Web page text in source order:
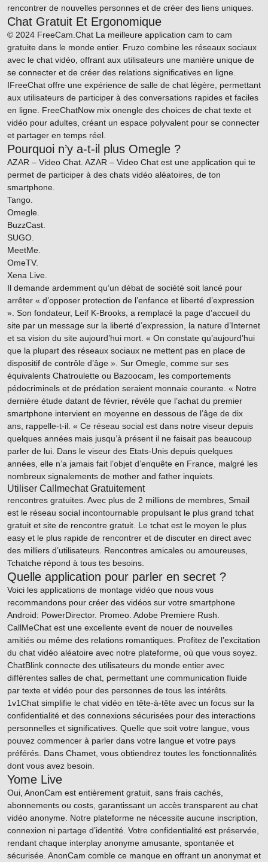
rencontrer de nouvelles personnes et de créer des liens uniques.
Chat Gratuit Et Ergonomique
© 2024 FreeCam.Chat La meilleure application cam to cam
gratuite dans le monde entier. Fruzo combine les réseaux sociaux
avec le chat vidéo, offrant aux utilisateurs une manière unique de
se connecter et de créer des relations significatives en ligne.
IFreeChat offre une expérience de salle de chat légère, permettant
aux utilisateurs de participer à des conversations rapides et faciles
en ligne. FreeChatNow mix onengle des choices de chat texte et
vidéo pour adultes, créant un espace polyvalent pour se connecter
et partager en temps réel.
Pourquoi n’y a-t-il plus Omegle ?
AZAR – Video Chat. AZAR – Video Chat est une application qui te
permet de participer à des chats vidéo aléatoires, de ton
smartphone.
Tango.
Omegle.
BuzzCast.
SUGO.
MeetMe.
OmeTV.
Xena Live.
Il demande ardemment qu’un débat de société soit lancé pour
arrêter « d’opposer protection de l’enfance et liberté d’expression
». Son fondateur, Leif K-Brooks, a remplacé la page d’accueil du
site par un message sur la liberté d’expression, la nature d’Internet
et sa vision du site aujourd’hui mort. « On constate qu’aujourd’hui
que la plupart des réseaux sociaux ne mettent pas en place de
dispositif de contrôle d’âge ». Sur Omegle, comme sur ses
équivalents Chatroulette ou Bazoocam, les comportements
pédocriminels et de prédation seraient monnaie courante. « Notre
dernière étude datant de février, révèle que l’achat du premier
smartphone intervient en moyenne en dessous de l’âge de dix
ans, rappelle-t-il. « Ce réseau social est dans notre viseur depuis
quelques années mais jusqu’à présent il ne faisait pas beaucoup
parler de lui. Dans le viseur des Etats-Unis depuis quelques
années, elle n’a jamais fait l’objet d’enquête en France, malgré les
nombreux signalements de mother and father inquiets.
Utiliser Callmechat Gratuitement
rencontres gratuites. Avec plus de 2 millions de membres, Smail
est le réseau social incontournable propulsant le plus grand tchat
gratuit et site de rencontre gratuit. Le tchat est le moyen le plus
easy et le plus rapide de rencontrer et de discuter en direct avec
des milliers d’utilisateurs. Rencontres amicales ou amoureuses,
Tchatche répond à tous tes besoins.
Quelle application pour parler en secret ?
Voici les applications de montage vidéo que nous vous
recommandons pour créer des vidéos sur votre smartphone
Android: PowerDirector. Promeo. Adobe Premiere Rush.
CallMeChat est une excellente event de nouer de nouvelles
amitiés ou même des relations romantiques. Profitez de l’excitation
du chat vidéo aléatoire avec notre plateforme, où que vous soyez.
ChatBlink connecte des utilisateurs du monde entier avec
différentes salles de chat, permettant une communication fluide
par texte et vidéo pour des personnes de tous les intérêts.
1v1Chat simplifie le chat vidéo en tête-à-tête avec un focus sur la
confidentialité et des connexions sécurisées pour des interactions
personnelles et significatives. Quelle que soit votre langue, vous
pouvez commencer à parler dans votre langue et votre pays
préférés. Dans Chamet, vous obtiendrez toutes les fonctionnalités
dont vous avez besoin.
Yome Live
Oui, AnonCam est entièrement gratuit, sans frais cachés,
abonnements ou costs, garantissant un accès transparent au chat
vidéo anonyme. Notre plateforme ne nécessite aucune inscription,
connexion ni partage d’identité. Votre confidentialité est préservée,
rendant chaque interplay anonyme amusante, spontanée et
sécurisée. AnonCam comble ce manque en offrant un anonymat et